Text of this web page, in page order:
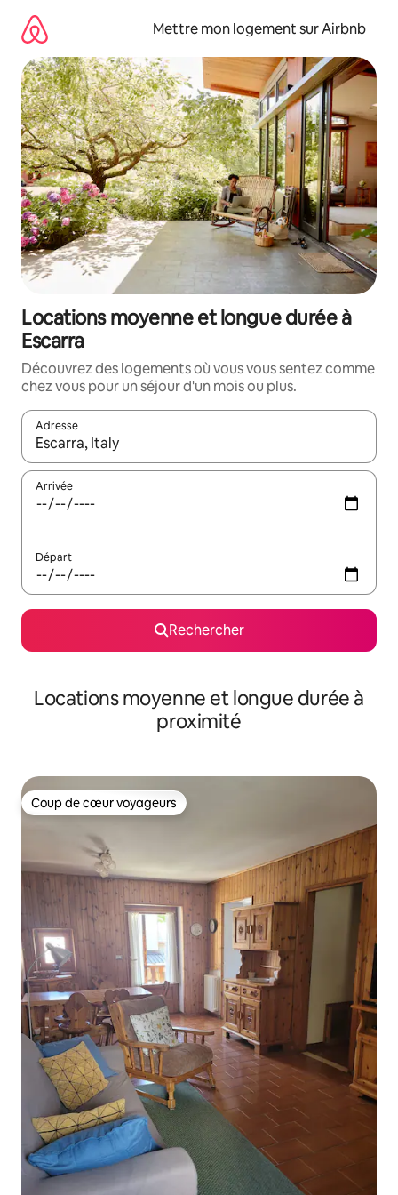
directement
contenu
Mettre mon logement sur Airbnb
Locations moyenne et longue durée à
Escarra
Découvrez des logements où vous vous sentez comme
chez vous pour un séjour d'un mois ou plus.
Adresse
Lorsque les résultats s'affichent, utilisez les flèches vers le
Arrivée
Départ
Rechercher
Locations moyenne et longue durée à
proximité
Coup de cœur voyageurs
Coup de cœur voyageurs